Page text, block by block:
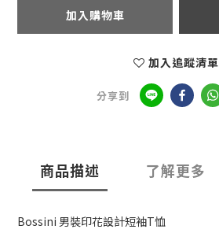
加入購物車
加入追蹤清單
分享到
商品描述 了解更多
Bossini 男裝印花設計短袖T恤